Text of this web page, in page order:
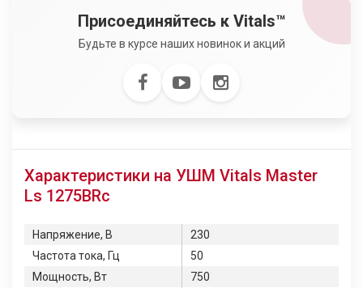
Присоединяйтесь к Vitals™
Будьте в курсе наших новинок и акций
Характеристики на УШМ Vitals Master
Ls 1275BRc
Напряжение, В
230
Частота тока, Гц
50
Мощность, Вт
750